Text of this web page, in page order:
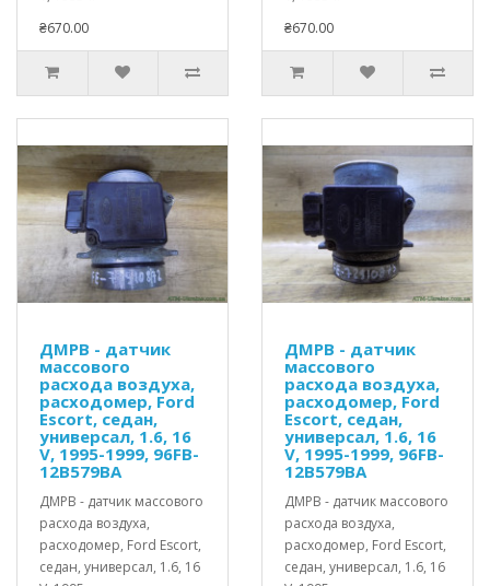
₴670.00
₴670.00
ДМРВ - датчик
массового
расхода воздуха,
расходомер, Ford
Escort, седан,
универсал, 1.6, 16
V, 1995-1999, 96FB-
12B579BA
ДМРВ - датчик массового
расхода воздуха,
расходомер, Ford Escort,
седан, универсал, 1.6, 16
ДМРВ - датчик
массового
расхода воздуха,
расходомер, Ford
Escort, седан,
универсал, 1.6, 16
V, 1995-1999, 96FB-
12B579BA
ДМРВ - датчик массового
расхода воздуха,
расходомер, Ford Escort,
седан, универсал, 1.6, 16